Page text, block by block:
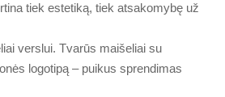
tiek estetiką, tiek atsakomybę už
verslui. Tvarūs maišeliai su
logotipą – puikus sprendimas